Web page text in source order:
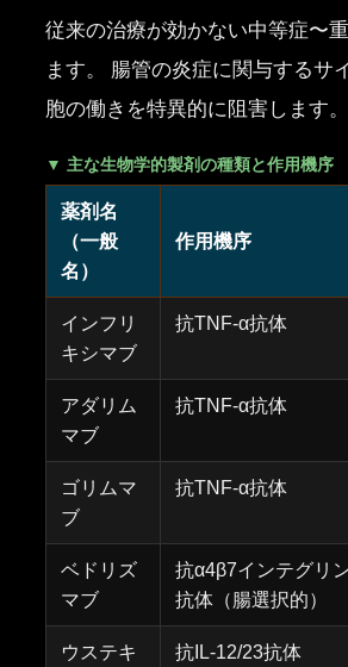
従来の治療が効かない中等症〜
ます。 腸管の炎症に関与するサ
胞の働きを特異的に阻害します。
▼ 主な生物学的製剤の種類と作用機序
薬剤名
（一般
名）
作用機序
インフリ
キシマブ
抗TNF-α抗体
アダリム
マブ
抗TNF-α抗体
ゴリムマ
ブ
抗TNF-α抗体
ベドリズ
マブ
抗α4β7インテグリ
抗体（腸選択的）
ウステキ
抗IL-12/23抗体